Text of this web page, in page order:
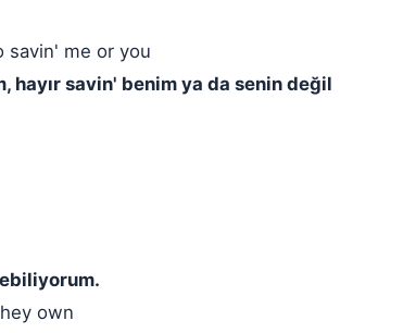
savin' me or you
hayır savin' benim ya da senin değil
own